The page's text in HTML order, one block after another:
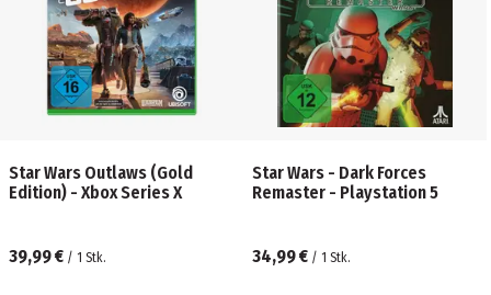
Star Wars Outlaws (Gold
Edition) - Xbox Series X
39,99 € / 1 Stk.
Star Wars - Dark Forces
Remaster - Playstation 5
34,99 € / 1 Stk.